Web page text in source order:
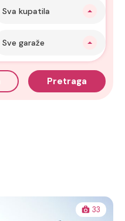
Sva kupatila
Sve garaže
Pretraga
33